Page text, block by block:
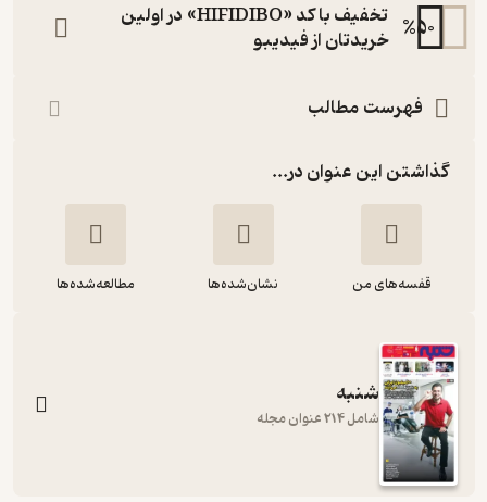
%50
تخفیف با کد «HIFIDIBO» در اولین
خریدتان از فیدیبو
فهرست مطالب
گذاشتن این عنوان در...
قفسه‌های من نشان‌شده‌ها مطالعه‌شده‌ها
شنبه
شامل 214 عنوان مجله